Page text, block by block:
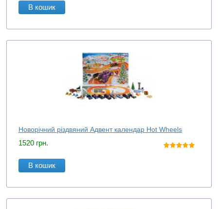
В кошик
Новорічний різдвяний Адвент календар Hot Wheels
1520 грн.
В кошик